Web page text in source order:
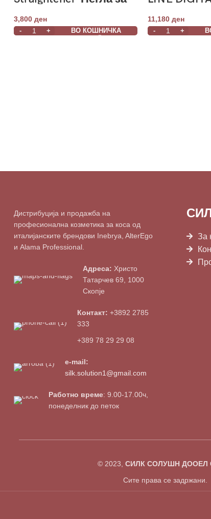
коса со сини
турмалински плочки
3,800 ден
ВО КОШНИЧКА
11,180 ден
Дистрибуција и продажба на
професионална козметика за коса од
италијанските брендови Inebrya, AlterEgo
и Alama Professional.
Адреса: Христо
Татарчев 69, 1000
Скопје
Контакт: +3892 2785
333
+389 78 29 29 08
e-mail:
silk.solution1@gmail.com
Работно време: 9.00-17.00ч,
понеделник до петок
За
© 2023, СИЛК СОЛУШН ДООЕЛ
Сите права се задржани.